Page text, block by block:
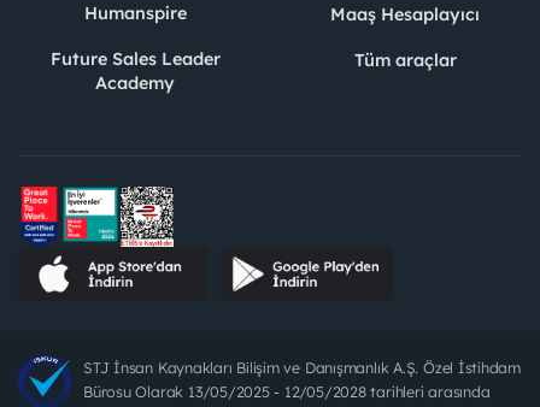
Humanspire
Future Sales Leader
Academy
Maaş Hesaplayıcı
Tüm araçlar
STJ İnsan Kaynakları Bilişim ve Danışmanlık A.Ş. Özel İstihdam
Bürosu Olarak 13/05/2025 - 12/05/2028 tarihleri arasında